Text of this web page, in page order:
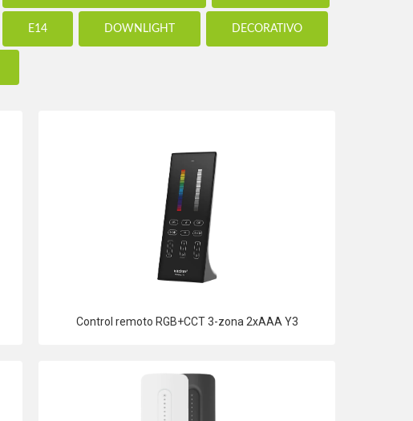
E14 DOWNLIGHT DECORATIVO
Control remoto RGB+CCT 3-zona 2xAAA Y3